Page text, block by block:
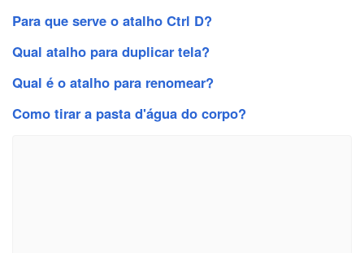
Para que serve o atalho Ctrl D?
Qual atalho para duplicar tela?
Qual é o atalho para renomear?
Como tirar a pasta d'água do corpo?